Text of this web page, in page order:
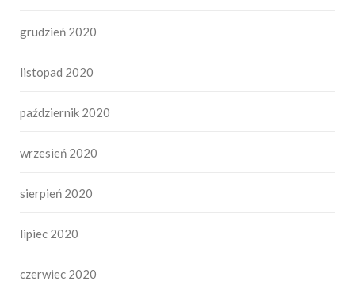
grudzień 2020
listopad 2020
październik 2020
wrzesień 2020
sierpień 2020
lipiec 2020
czerwiec 2020